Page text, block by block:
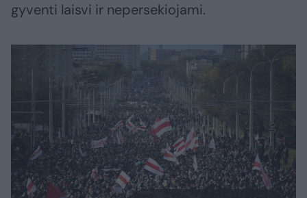
gyventi laisvi ir nepersekiojami.